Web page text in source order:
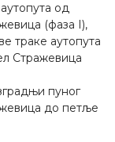
од
(фаза I),
траке аутопута
Стражевица
пуног
до петље